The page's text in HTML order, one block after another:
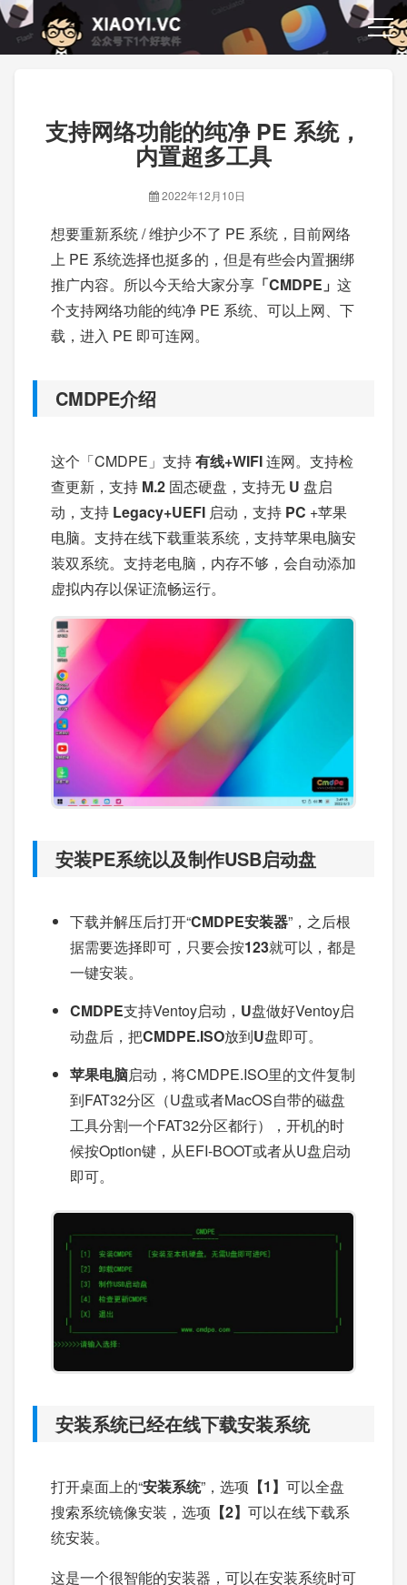
支持网络功能的纯净 PE 系统，
内置超多工具
2022年12月10日
想要重新系统 / 维护少不了 PE 系统，目前网络
上 PE 系统选择也挺多的，但是有些会内置捆绑
推广内容。所以今天给大家分享 「CMDPE」 这
个支持网络功能的纯净 PE 系统、可以上网、下
载，进入 PE 即可连网。
CMDPE介绍
这个「CMDPE」支持有线+WIFI连网。支持检
查更新，支持 M.2 固态硬盘，支持无 U 盘启
动，支持 Legacy+UEFI 启动，支持 PC +苹果
电脑。支持在线下载重装系统，支持苹果电脑安
装双系统。支持老电脑，内存不够，会自动添加
虚拟内存以保证流畅运行。
安装PE系统以及制作USB启动盘
下载并解压后打开“CMDPE安装器”，之后根
据需要选择即可，只要会按123就可以，都是
一键安装。
CMDPE支持Ventoy启动， U盘做好Ventoy启
动盘后，把CMDPE.ISO放到U盘即可。
苹果电脑启动，将CMDPE.ISO里的文件复制
到FAT32分区（U盘或者MacOS自带的磁盘
工具分割一个FAT32分区都行），开机的时
候按Option键，从EFI-BOOT或者从U盘启动
即可。
安装系统已经在线下载安装系统
打开桌面上的“安装系统”，选项 【1】 可以全盘
搜索系统镜像安装，选项 【2】 可以在线下载系
统安装。
这是一个很智能的安装器，可以在安装系统时可